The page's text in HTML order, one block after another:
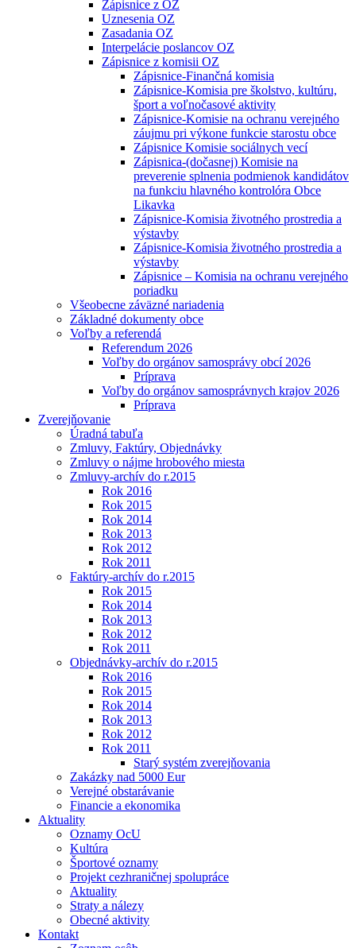
Zápisnice z OZ
Uznesenia OZ
Zasadania OZ
Interpelácie poslancov OZ
Zápisnice z komisii OZ
Zápisnice-Finančná komisia
Zápisnice-Komisia pre školstvo, kultúru,
šport a voľnočasové aktivity
Zápisnice-Komisie na ochranu verejného
záujmu pri výkone funkcie starostu obce
Zápisnice Komisie sociálnych vecí
Zápisnica-(dočasnej) Komisie na
preverenie splnenia podmienok kandidátov
na funkciu hlavného kontrolóra Obce
Likavka
Zápisnice-Komisia životného prostredia a
výstavby
Zápisnice-Komisia životného prostredia a
výstavby
Zápisnice – Komisia na ochranu verejného
poriadku
Všeobecne záväzné nariadenia
Základné dokumenty obce
Voľby a referendá
Referendum 2026
Voľby do orgánov samosprávy obcí 2026
Príprava
Voľby do orgánov samosprávnych krajov 2026
Príprava
Zverejňovanie
Úradná tabuľa
Zmluvy, Faktúry, Objednávky
Zmluvy o nájme hrobového miesta
Zmluvy-archív do r.2015
Rok 2016
Rok 2015
Rok 2014
Rok 2013
Rok 2012
Rok 2011
Faktúry-archív do r.2015
Rok 2015
Rok 2014
Rok 2013
Rok 2012
Rok 2011
Objednávky-archív do r.2015
Rok 2016
Rok 2015
Rok 2014
Rok 2013
Rok 2012
Rok 2011
Starý systém zverejňovania
Zakázky nad 5000 Eur
Verejné obstarávanie
Financie a ekonomika
Aktuality
Oznamy OcU
Kultúra
Športové oznamy
Projekt cezhraničnej spolupráce
Aktuality
Straty a nálezy
Obecné aktivity
Kontakt